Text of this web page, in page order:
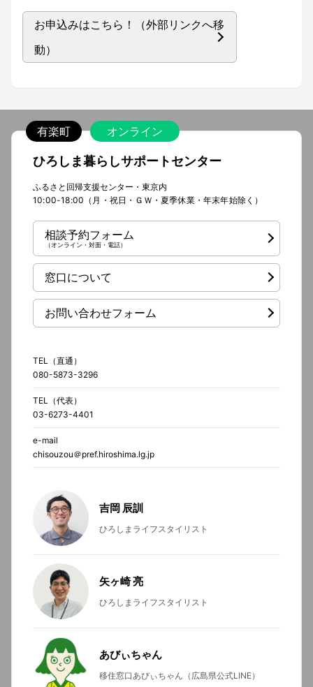
お申込みはこちら！（外部リンクへ移
動）
有楽町 オンライン
ひろしま暮らしサポートセンター
ふるさと回帰支援センター・東京内
10:00-18:00（月・祝日・ＧＷ・夏季休業・年末年始除く）
相談予約フォーム
（オンライン・対面・電話）
窓口について
お問い合わせフォーム
TEL（直通）
080-5873-3296
TEL（代表）
03-6273-4401
e-mail
chisouzou＠pref.hiroshima.lg.jp
吉岡 辰訓
ひろしまライフスタイリスト
矢ヶ崎 亮
ひろしまライフスタイリスト
あびぃちゃん
移住窓口あびぃちゃん（広島県公式LINE）